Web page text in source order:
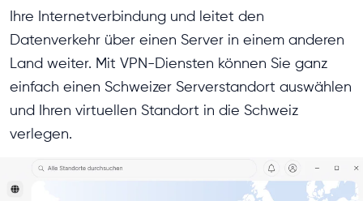
Ihre Internetverbindung und leitet den
Datenverkehr über einen Server in einem anderen
Land weiter. Mit VPN-Diensten können Sie ganz
einfach einen Schweizer Serverstandort auswählen
und Ihren virtuellen Standort in die Schweiz
verlegen.